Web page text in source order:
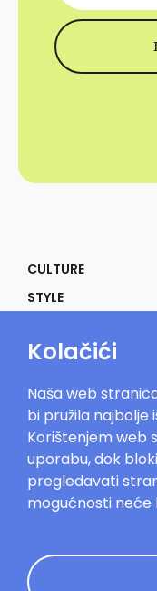
CULTURE
STYLE
POWER
IN THE MOOD
Mood.hr©2023.
korištenja
privatnosti
Kolačići
Naša web
bi pružila najbolje
Korištenjem web
uporabu, dok
pregledavati
mogućnosti neće